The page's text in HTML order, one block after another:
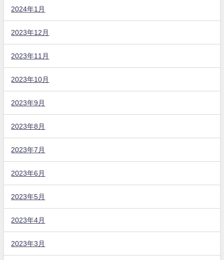
2024年1月
2023年12月
2023年11月
2023年10月
2023年9月
2023年8月
2023年7月
2023年6月
2023年5月
2023年4月
2023年3月